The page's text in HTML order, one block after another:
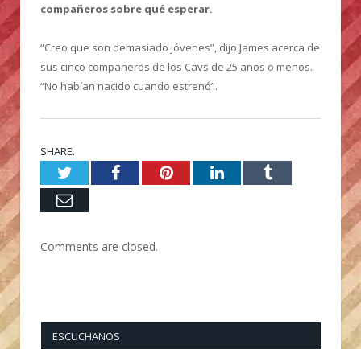
compañeros sobre qué esperar.
“Creo que son demasiado jóvenes”, dijo James acerca de
sus cinco compañeros de los Cavs de 25 años o menos.
“No habían nacido cuando estrenó”.
SHARE.
TwitterFacebookPinterestLinkedInTumblr
Email
Comments are closed.
ESCUCHANOS